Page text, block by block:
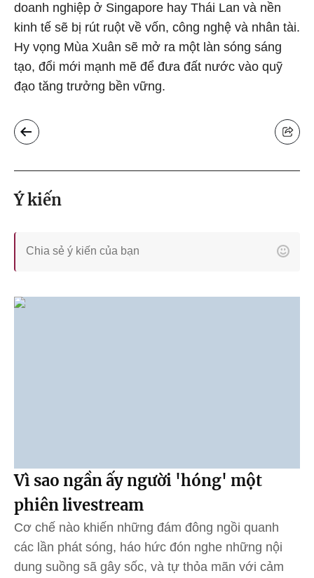
doanh nghiệp ở Singapore hay Thái Lan và nền
kinh tế sẽ bị rút ruột về vốn, công nghệ và nhân tài.
Hy vọng Mùa Xuân sẽ mở ra một làn sóng sáng
tạo, đổi mới mạnh mẽ để đưa đất nước vào quỹ
đạo tăng trưởng bền vững.
Ý kiến
Vì sao ngần ấy người 'hóng' một
phiên livestream
Cơ chế nào khiến những đám đông ngồi quanh
các lần phát sóng, háo hức đón nghe những nội
dung suồng sã gây sốc, và tự thỏa mãn với cảm